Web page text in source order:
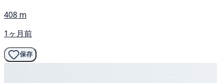
408 m
1ヶ月前
保存